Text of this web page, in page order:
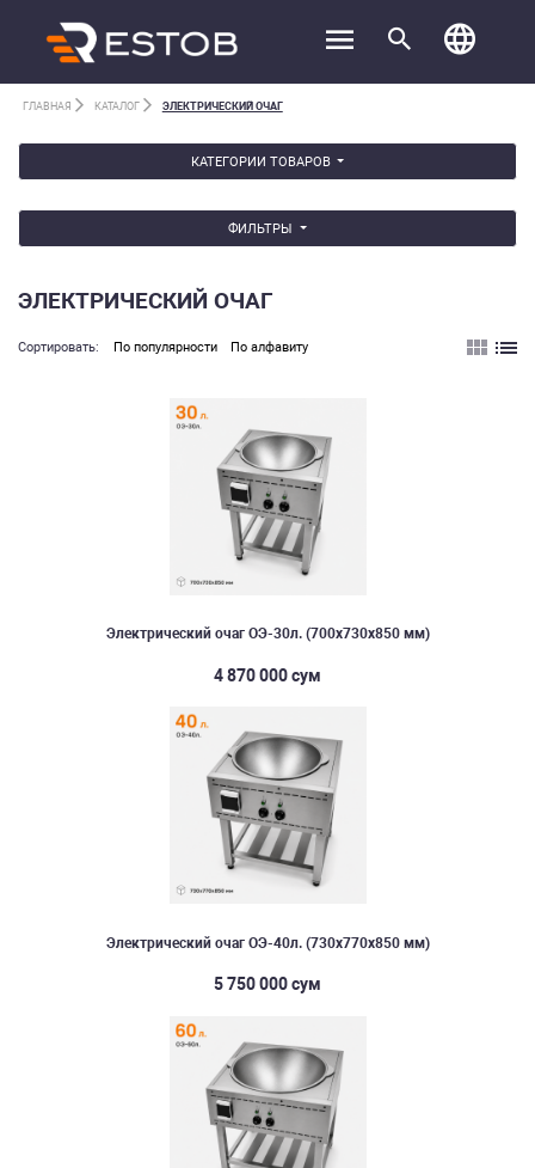
ГЛАВНАЯ КАТАЛОГ ЭЛЕКТРИЧЕСКИЙ ОЧАГ
КАТЕГОРИИ ТОВАРОВ
ФИЛЬТРЫ
ЭЛЕКТРИЧЕСКИЙ ОЧАГ
Cортировать: По популярности По алфавиту
Электрический очаг ОЭ-30л. (700х730х850 мм)
4 870 000 сум
Электрический очаг ОЭ-40л. (730х770х850 мм)
5 750 000 сум